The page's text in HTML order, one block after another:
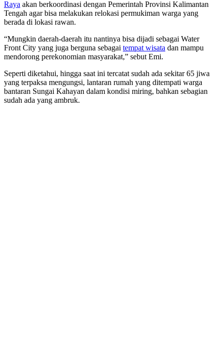
Raya akan berkoordinasi dengan Pemerintah Provinsi Kalimantan
Tengah agar bisa melakukan relokasi permukiman warga yang
berada di lokasi rawan.
“Mungkin daerah-daerah itu nantinya bisa dijadi sebagai Water
Front City yang juga berguna sebagai tempat wisata dan mampu
mendorong perekonomian masyarakat,” sebut Emi.
Seperti diketahui, hingga saat ini tercatat sudah ada sekitar 65 jiwa
yang terpaksa mengungsi, lantaran rumah yang ditempati warga
bantaran Sungai Kahayan dalam kondisi miring, bahkan sebagian
sudah ada yang ambruk.